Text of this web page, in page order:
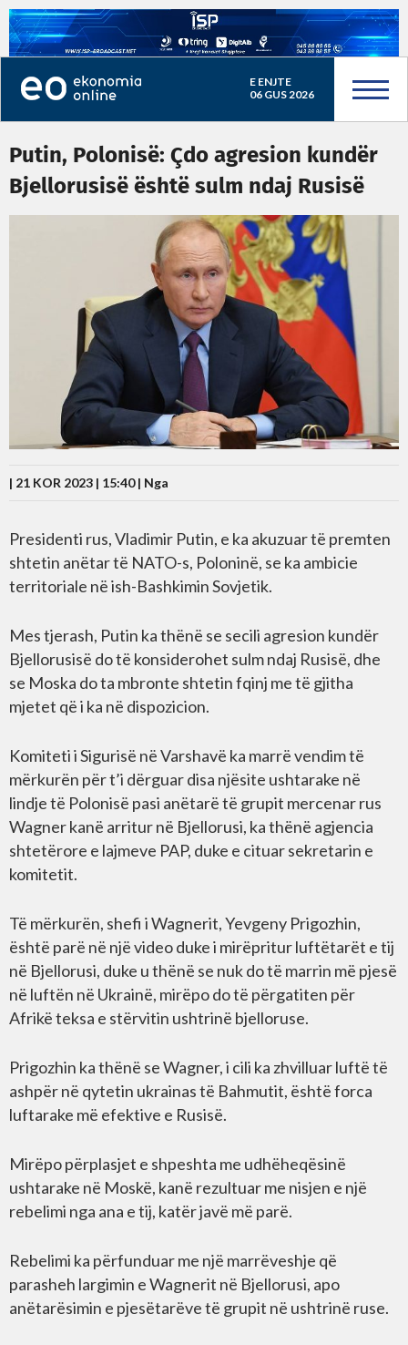
E ENJTE
06 GUS 2026
Putin, Polonisë: Çdo agresion kundër
Bjellorusisë është sulm ndaj Rusisë
| 21 KOR 2023 | 15:40 | Nga
Presidenti rus, Vladimir Putin, e ka akuzuar të premten
shtetin anëtar të NATO-s, Poloninë, se ka ambicie
territoriale në ish-Bashkimin Sovjetik.
Mes tjerash, Putin ka thënë se secili agresion kundër
Bjellorusisë do të konsiderohet sulm ndaj Rusisë, dhe
se Moska do ta mbronte shtetin fqinj me të gjitha
mjetet që i ka në dispozicion.
Komiteti i Sigurisë në Varshavë ka marrë vendim të
mërkurën për t’i dërguar disa njësite ushtarake në
lindje të Polonisë pasi anëtarë të grupit mercenar rus
Wagner kanë arritur në Bjellorusi, ka thënë agjencia
shtetërore e lajmeve PAP, duke e cituar sekretarin e
komitetit.
Të mërkurën, shefi i Wagnerit, Yevgeny Prigozhin,
është parë në një video duke i mirëpritur luftëtarët e tij
në Bjellorusi, duke u thënë se nuk do të marrin më pjesë
në luftën në Ukrainë, mirëpo do të përgatiten për
Afrikë teksa e stërvitin ushtrinë bjelloruse.
Prigozhin ka thënë se Wagner, i cili ka zhvilluar luftë të
ashpër në qytetin ukrainas të Bahmutit, është forca
luftarake më efektive e Rusisë.
Mirëpo përplasjet e shpeshta me udhëheqësinë
ushtarake në Moskë, kanë rezultuar me nisjen e një
rebelimi nga ana e tij, katër javë më parë.
Rebelimi ka përfunduar me një marrëveshje që
parasheh largimin e Wagnerit në Bjellorusi, apo
anëtarësimin e pjesëtarëve të grupit në ushtrinë ruse.